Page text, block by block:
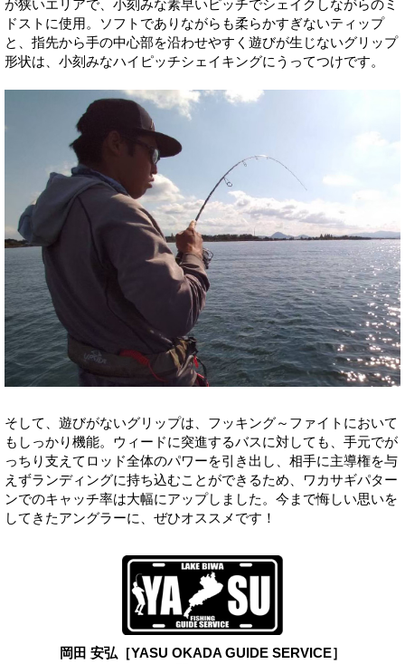
が狭いエリアで、小刻みな素早いピッチでシェイクしながらのミ
ドストに使用。ソフトでありながらも柔らかすぎないティップ
と、指先から手の中心部を沿わせやすく遊びが生じないグリップ
形状は、小刻みなハイピッチシェイキングにうってつけです。
そして、遊びがないグリップは、フッキング～ファイトにおいて
もしっかり機能。ウィードに突進するバスに対しても、手元でが
っちり支えてロッド全体のパワーを引き出し、相手に主導権を与
えずランディングに持ち込むことができるため、ワカサギパター
ンでのキャッチ率は大幅にアップしました。今まで悔しい思いを
してきたアングラーに、ぜひオススメです！
岡田 安弘［YASU OKADA GUIDE SERVICE］